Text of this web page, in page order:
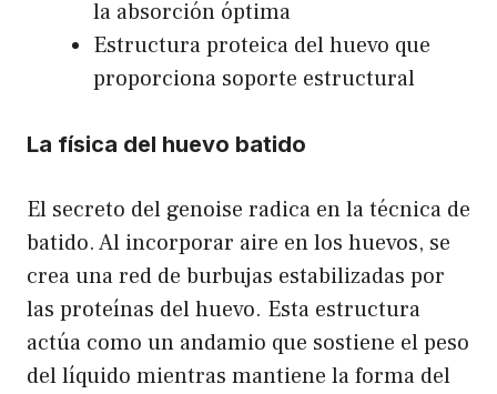
la absorción óptima
Estructura proteica del huevo que
proporciona soporte estructural
La física del huevo batido
El secreto del genoise radica en la técnica de
batido. Al incorporar aire en los huevos, se
crea una red de burbujas estabilizadas por
las proteínas del huevo. Esta estructura
actúa como un andamio que sostiene el peso
del líquido mientras mantiene la forma del